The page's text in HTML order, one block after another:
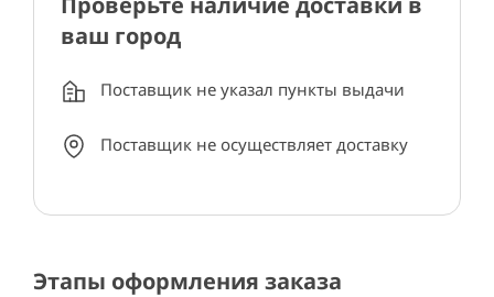
ваш город
Поставщик не указал пункты выдачи
Поставщик не осуществляет доставку
Этапы оформления заказа